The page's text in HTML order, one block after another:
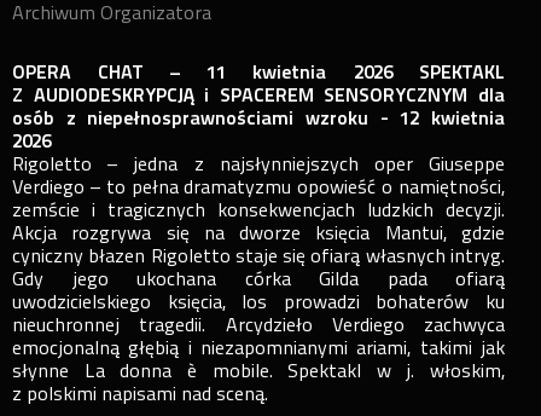
Archiwum Organizatora
OPERA CHAT – 11 kwietnia 2026
SPEKTAKL
Z AUDIODESKRYPCJĄ i SPACEREM SENSORYCZNYM dla
osób z niepełnosprawnościami wzroku - 12 kwietnia
2026
Rigoletto – jedna z najsłynniejszych oper Giuseppe
Verdiego – to pełna dramatyzmu opowieść o namiętności,
zemście i tragicznych konsekwencjach ludzkich decyzji.
Akcja rozgrywa się na dworze księcia Mantui, gdzie
cyniczny błazen Rigoletto staje się ofiarą własnych intryg.
Gdy jego ukochana córka Gilda pada ofiarą
uwodzicielskiego księcia, los prowadzi bohaterów ku
nieuchronnej tragedii. Arcydzieło Verdiego zachwyca
emocjonalną głębią i niezapomnianymi ariami, takimi jak
słynne La donna è mobile. Spektakl w j. włoskim,
z polskimi napisami nad sceną.